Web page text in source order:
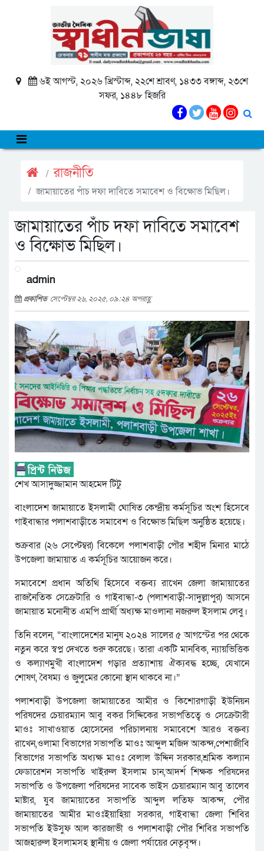
৬ই আগস্ট, ২০২৬ খ্রিস্টাব্দ, ২২শে শ্রাবণ, ১৪৩৩ বঙ্গাব্দ, ২৩শে
সফর, ১৪৪৮ হিজরি
রাজনীতি
জামায়াতের পাঁচ দফা দাবিতে সমাবেশ ও বিক্ষোভ মিছিল।
জামায়াতের পাঁচ দফা দাবিতে সমাবেশ
ও বিক্ষোভ মিছিল।
admin
প্রকাশিত সেপ্টেম্বর ২৬, ২০২৫, ০৯:২৪ অপরাহ্ণ
শেখ আসাদুজ্জামান আহমেদ টিটু
বাংলাদেশ জামায়াতে ইসলামী ঘোষিত কেন্দ্রীয় কর্মসূচির অংশ হিসেবে
গাইবান্ধার পলাশবাড়ীতে সমাবেশ ও বিক্ষোভ মিছিল অনুষ্ঠিত হয়েছে।
শুক্রবার (২৬ সেপ্টেম্বর) বিকেলে পলাশবাড়ী পৌর শহীদ মিনার মাঠে
উপজেলা জামায়াত এ কর্মসূচির আয়োজন করে।
সমাবেশে প্রধান অতিথি হিসেবে বক্তব্য রাখেন জেলা জামায়াতের
রাজনৈতিক সেক্রেটারি ও গাইবান্ধা-৩ (পলাশবাড়ী-সাদুল্লাপুর) আসনে
জামায়াত মনোনীত এমপি প্রার্থী অধ্যক্ষ মাওলানা নজরুল ইসলাম লেবু।
তিনি বলেন, “বাংলাদেশের মানুষ ২০২৪ সালের ৫ আগস্টের পর থেকে
নতুন করে স্বপ্ন দেখতে শুরু করেছে। তারা একটি মানবিক, ন্যায়ভিত্তিক
ও কল্যাণমুখী বাংলাদেশ গড়ার প্রত্যাশায় ঐক্যবদ্ধ হচ্ছে, যেখানে
শোষণ, বৈষম্য ও জুলুমের কোনো স্থান থাকবে না।”
পলাশবাড়ী উপজেলা জামায়াতের আমীর ও কিশোরগাড়ী ইউনিয়ন
পরিষদের চেয়ারম্যান আবু বকর সিদ্দিকের সভাপতিত্বে ও সেক্রেটারী
মাওঃ সাখাওয়াত হোসেনের পরিচালনায় সমাবেশে আরও বক্তব্য
রাখেন,ওলামা বিভাগের সভাপতি মাওঃ আব্দুল মজিদ আকন্দ,পেশাজীবি
বিভাগের সভাপতি অধ্যক্ষ মাওঃ বেলাল উদ্দিন সরকার,শ্রমিক কল্যান
ফেডারেশন সভাপতি খাইরুল ইসলাম চান,আদর্শ শিক্ষক পরিষদের
সভাপতি ও উপজেলা পরিষদের সাবেক ভাইস চেয়ারম্যান আবু তালেব
মাষ্টার, যুব জামায়াতের সভাপতি আব্দুল লতিফ আকন্দ, পৌর
জামায়াতের আমীর মাওঃইয়াহিয়া সরকার, গাইবান্ধা জেলা শিবির
সভাপতি ইউসুফ আল কারজাভী ও পলাশবাড়ী পৌর শিবির সভাপতি
আজহারুল ইসলামসহ স্থানীয় ও জেলা পর্যায়ের নেতৃবৃন্দ।